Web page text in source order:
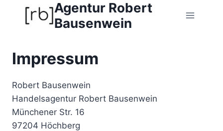
Agentur Robert
Bausenwein
Impressum
Robert Bausenwein
Handelsagentur Robert Bausenwein
Münchener Str. 16
97204 Höchberg